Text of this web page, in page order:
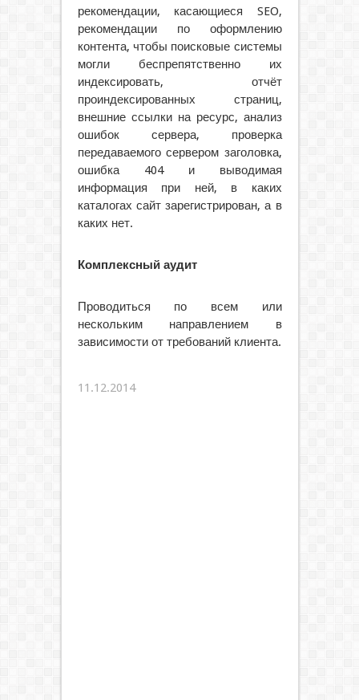
рекомендации, касающиеся SEO,
рекомендации по оформлению
контента, чтобы поисковые системы
могли беспрепятственно их
индексировать, отчёт
проиндексированных страниц,
внешние ссылки на ресурс, анализ
ошибок сервера, проверка
передаваемого сервером заголовка,
ошибка 404 и выводимая
информация при ней, в каких
каталогах сайт зарегистрирован, а в
каких нет.
Комплексный аудит
Проводиться по всем или
нескольким направлением в
зависимости от требований клиента.
11.12.2014